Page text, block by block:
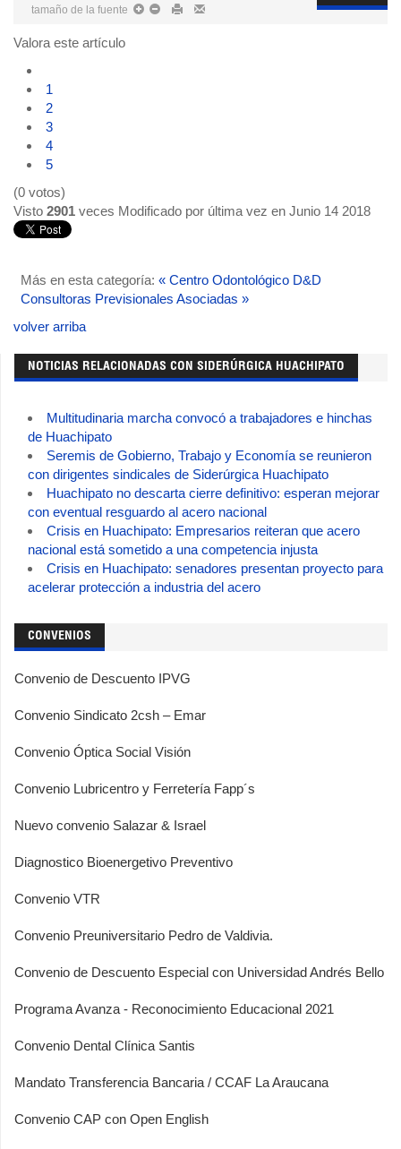
tamaño de la fuente
Valora este artículo
1
2
3
4
5
(0 votos)
Visto 2901 veces Modificado por última vez en Junio 14 2018
Más en esta categoría: « Centro Odontológico D&D
Consultoras Previsionales Asociadas »
volver arriba
NOTICIAS RELACIONADAS CON SIDERÚRGICA HUACHIPATO
Multitudinaria marcha convocó a trabajadores e hinchas
de Huachipato
Seremis de Gobierno, Trabajo y Economía se reunieron
con dirigentes sindicales de Siderúrgica Huachipato
Huachipato no descarta cierre definitivo: esperan mejorar
con eventual resguardo al acero nacional
Crisis en Huachipato: Empresarios reiteran que acero
nacional está sometido a una competencia injusta
Crisis en Huachipato: senadores presentan proyecto para
acelerar protección a industria del acero
CONVENIOS
Convenio de Descuento IPVG
Convenio Sindicato 2csh – Emar
Convenio Óptica Social Visión
Convenio Lubricentro y Ferretería Fapp´s
Nuevo convenio Salazar & Israel
Diagnostico Bioenergetivo Preventivo
Convenio VTR
Convenio Preuniversitario Pedro de Valdivia.
Convenio de Descuento Especial con Universidad Andrés Bello
Programa Avanza - Reconocimiento Educacional 2021
Convenio Dental Clínica Santis
Mandato Transferencia Bancaria / CCAF La Araucana
Convenio CAP con Open English